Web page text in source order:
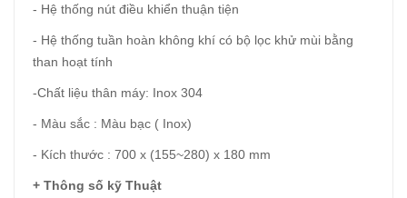
- Hệ thống nút điều khiển thuận tiện
- Hệ thống tuần hoàn không khí có bộ lọc khử mùi bằng
than hoạt tính
-Chất liệu thân máy: Inox 304
- Màu sắc : Màu bạc ( Inox)
- Kích thước : 700 x (155~280) x 180 mm
+ Thông số kỹ Thuật